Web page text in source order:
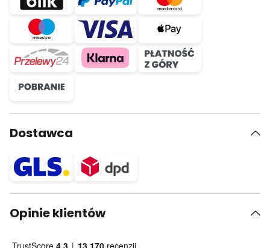
Dostawca
Opinie klientów